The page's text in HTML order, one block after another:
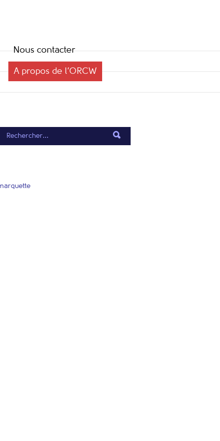
Nous contacter
A propos de l’ORCW